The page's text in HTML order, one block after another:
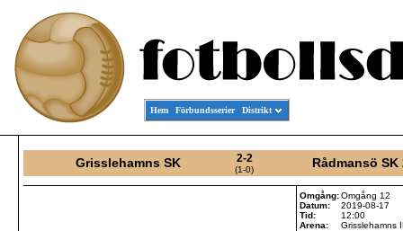
Hem Förbundsserier Distrikt
Grisslehamns SK 2-2
(1-0) Rådmansö SK
Omgång:Omgång 12
Datum:
2019-08-17
Tid:
12:00
Arena:
Grisslehamns